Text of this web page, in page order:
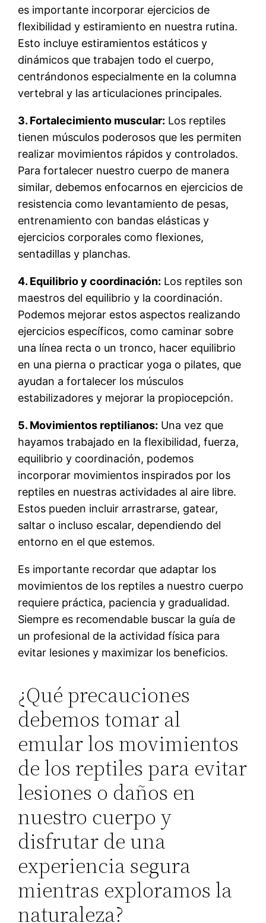
es importante incorporar ejercicios de
flexibilidad y estiramiento en nuestra rutina.
Esto incluye estiramientos estáticos y
dinámicos que trabajen todo el cuerpo,
centrándonos especialmente en la columna
vertebral y las articulaciones principales.
3. Fortalecimiento muscular: Los reptiles
tienen músculos poderosos que les permiten
realizar movimientos rápidos y controlados.
Para fortalecer nuestro cuerpo de manera
similar, debemos enfocarnos en ejercicios de
resistencia como levantamiento de pesas,
entrenamiento con bandas elásticas y
ejercicios corporales como flexiones,
sentadillas y planchas.
4. Equilibrio y coordinación: Los reptiles son
maestros del equilibrio y la coordinación.
Podemos mejorar estos aspectos realizando
ejercicios específicos, como caminar sobre
una línea recta o un tronco, hacer equilibrio
en una pierna o practicar yoga o pilates, que
ayudan a fortalecer los músculos
estabilizadores y mejorar la propiocepción.
5. Movimientos reptilianos: Una vez que
hayamos trabajado en la flexibilidad, fuerza,
equilibrio y coordinación, podemos
incorporar movimientos inspirados por los
reptiles en nuestras actividades al aire libre.
Estos pueden incluir arrastrarse, gatear,
saltar o incluso escalar, dependiendo del
entorno en el que estemos.
Es importante recordar que adaptar los
movimientos de los reptiles a nuestro cuerpo
requiere práctica, paciencia y gradualidad.
Siempre es recomendable buscar la guía de
un profesional de la actividad física para
evitar lesiones y maximizar los beneficios.
¿Qué precauciones
debemos tomar al
emular los movimientos
de los reptiles para evitar
lesiones o daños en
nuestro cuerpo y
disfrutar de una
experiencia segura
mientras exploramos la
naturaleza?